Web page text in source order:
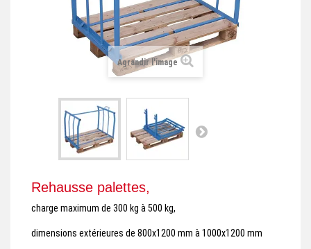
ACCESSOIRES ET COMPLÉMENTS
Agrandir l'image
Rehausse palettes,
charge maximum de 300 kg à 500 kg,
dimensions extérieures de 800x1200 mm à 1000x1200 mm